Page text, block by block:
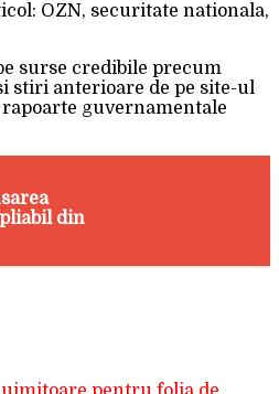
OZN, securitate nationala,
surse credibile precum
stiri anterioare de pe site-ul
guvernamentale
din